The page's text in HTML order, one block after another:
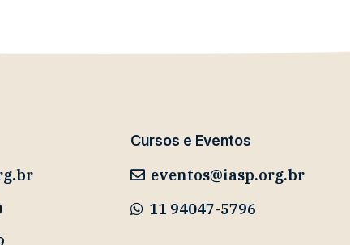
Cursos e Eventos
eventos@iasp.org.br
11 94047-5796